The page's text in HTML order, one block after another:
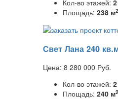
Кол-во этажей:
Площадь: 238 м2
Свет Лана 240
Цена: 8 280 000 Руб.
Кол-во этажей:
Площадь: 240 м2